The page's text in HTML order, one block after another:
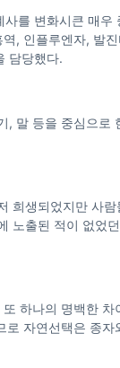
를 변화시큰 매
, 인플루엔자, 발
담당했다.
, 말 등을 중심으
희생되었지만 사
노출된 적이 없었
하나의 명백한
자연선택은 종